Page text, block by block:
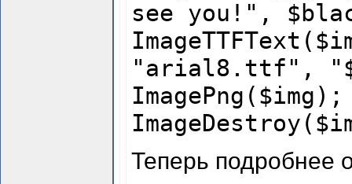
see you!",
"arial8.ttf",
ImagePng($img);
Теперь подробнее